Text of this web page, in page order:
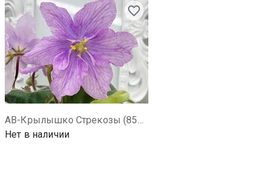
АВ-Крылышко Стрекозы (855-334)
Нет в наличии